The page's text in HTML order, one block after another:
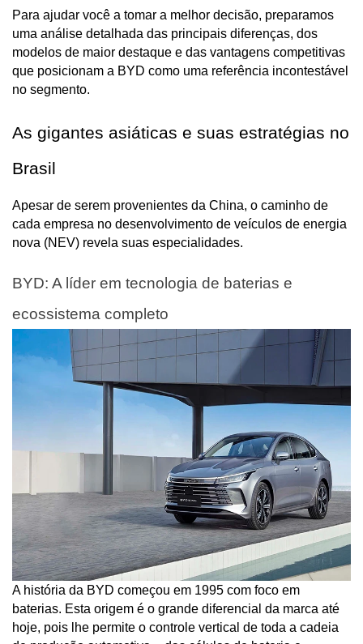
Para ajudar você a tomar a melhor decisão, preparamos
uma análise detalhada das principais diferenças, dos
modelos de maior destaque e das vantagens competitivas
que posicionam a BYD como uma referência incontestável
no segmento.
As gigantes asiáticas e suas estratégias no
Brasil
Apesar de serem provenientes da China, o caminho de
cada empresa no desenvolvimento de veículos de energia
nova (NEV) revela suas especialidades.
BYD: A líder em tecnologia de baterias e
ecossistema completo
A história da BYD começou em 1995 com foco em
baterias. Esta origem é o grande diferencial da marca até
hoje, pois lhe permite o controle vertical de toda a cadeia